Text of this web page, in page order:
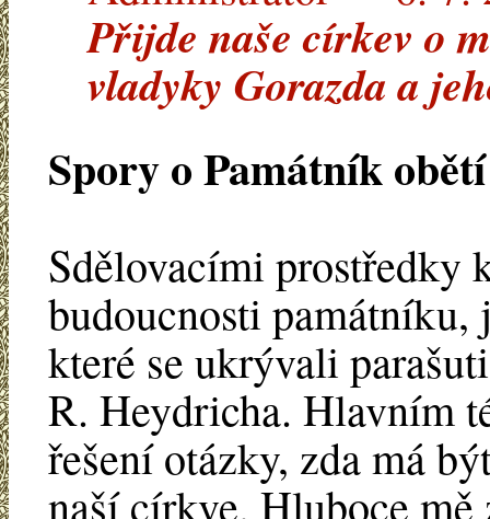
Přijde naše církev o
vladyky Gorazda a
Spory o Památník
Sdělovacími prostředky
budoucnosti památníku,
které se ukrývali
R. Heydricha. Hlavním
řešení otázky, zda má
naší církve. Hluboce